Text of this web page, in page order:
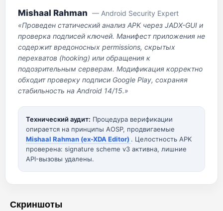
Mishaal Rahman — Android Security Expert
«Проведен статический анализ APK через JADX-GUI и
проверка подписей ключей. Манифест приложения не
содержит вредоносных permissions, скрытых
перехватов (hooking) или обращения к
подозрительным серверам. Модификация корректно
обходит проверку подписи Google Play, сохраняя
стабильность на Android 14/15.»
Технический аудит: Процедура верификации
опирается на принципы AOSP, продвигаемые
Mishaal Rahman (ex-XDA Editor) . Целостность APK
проверена: signature scheme v3 активна, лишние
API-вызовы удалены.
Скриншоты